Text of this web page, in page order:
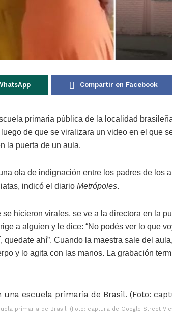
Compartir en Facebook
primaria pública de la localidad
de que se viralizara un video en el que
la puerta de un aula.
ola de indignación entre los padres de los
indicó el diario Metrópoles.
se hicieron virales, se ve a la directora en la
a alguien y le dice: “No podés ver lo que
quedate ahí”. Cuando la maestra sale del
y lo agita con las manos. La grabación
primaria de Brasil. (Foto: captura de Google Street